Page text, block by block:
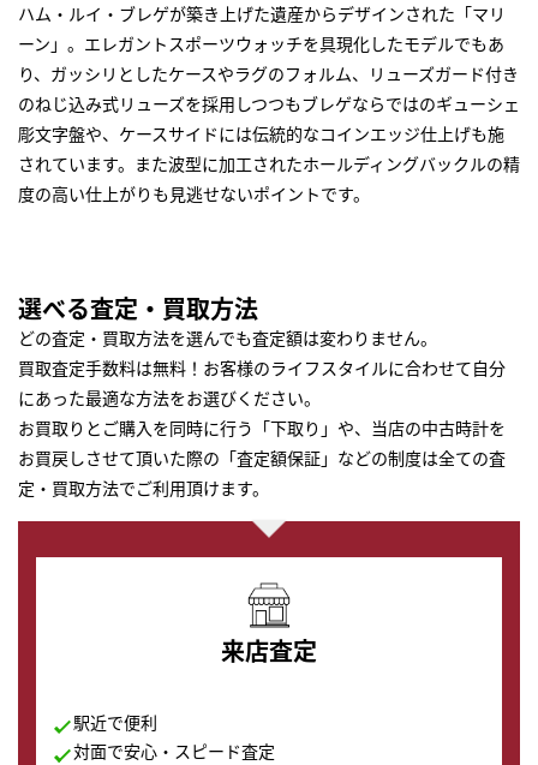
ハム・ルイ・ブレゲが築き上げた遺産からデザインされた「マリ
ーン」。エレガントスポーツウォッチを具現化したモデルでもあ
り、ガッシリとしたケースやラグのフォルム、リューズガード付き
のねじ込み式リューズを採用しつつもブレゲならではのギューシェ
彫文字盤や、ケースサイドには伝統的なコインエッジ仕上げも施
されています。また波型に加工されたホールディングバックルの精
度の高い仕上がりも見逃せないポイントです。
選べる査定・買取方法
どの査定・買取方法を選んでも査定額は変わりません。
買取査定手数料は無料！お客様のライフスタイルに合わせて自分
にあった最適な方法をお選びください。
お買取りとご購入を同時に行う「下取り」や、当店の中古時計を
お買戻しさせて頂いた際の「査定額保証」などの制度は全ての査
定・買取方法でご利用頂けます。
来店査定
駅近で便利
対面で安心・スピード査定